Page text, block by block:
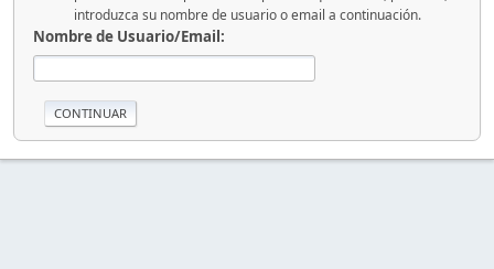
introduzca su nombre de usuario o email a continuación.
Nombre de Usuario/Email: